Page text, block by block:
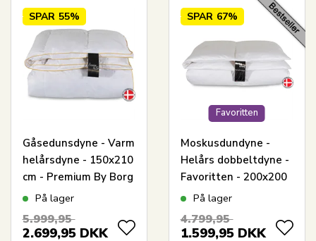
SPAR 55%
Gåsedunsdyne - Varm
helårsdyne - 150x210
cm - Premium By Borg
- Gulddynen varm
På lager
5.999,95
2.699,95 DKK
Favoritten
SPAR 67%
Moskusdundyne -
Helårs dobbeltdyne -
Favoritten - 200x200
cm - Bedste dundyne
På lager
4.799,95
1.599,95 DKK